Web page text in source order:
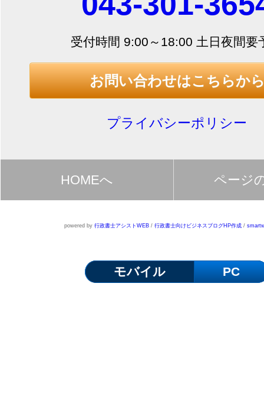
受付時間 9:00～18:00 土日夜間要
お問い合わせはこちらか
プライバシーポリシー
HOMEへ ページ
powered by 行政書士アシストWEB/ 行政書士向けビジネスブログHP作成/
モバイル PC